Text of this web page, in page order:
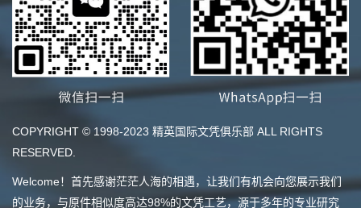
COPYRIGHT © 1998-2023 精英国际文凭俱乐部 ALL RIGHTS
RESERVED.
Welcome！首先感谢茫茫人海的相遇，让我们有机会向您展示我们
的业务，与原件相似度高达98%的文凭工艺，源于多年的专业研究